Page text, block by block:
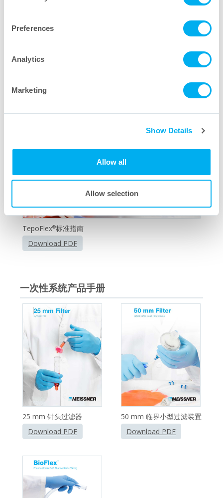
Preferences
Analytics
Marketing
Show Details
Allow all
Allow selection
TepoFlex®标准指南
Download PDF
一次性系统产品手册
25 mm 针头过滤器
Download PDF
50 mm 临界小型过滤装置
Download PDF